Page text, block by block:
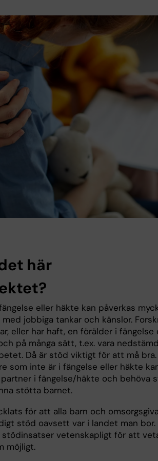
här
eller häkte kan påverkas
jobbiga tankar och känslor.
eller har haft, en förälder i fängelse
på många sätt, t.ex. vara nedstämd
Då är stöd viktigt för att må bra.
som inte är i fängelse eller häkte
i fängelse/häkte och behöva
stötta barnet.
för att alla barn och
stöd oavsett var i landet man bor.
vetenskapligt för att
möjligt.